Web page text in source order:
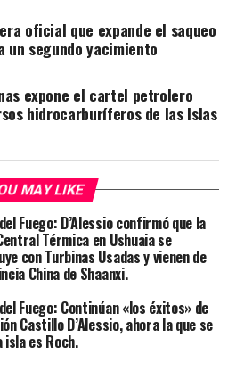
oficial que expande el saqueo
un segundo yacimiento
expone el cartel petrolero
hidrocarburíferos de las Islas
MAY LIKE
Fuego: D’Alessio confirmó que la
Térmica en Ushuaia se
con Turbinas Usadas y vienen de
China de Shaanxi.
Fuego: Continúan «los éxitos» de
Castillo D’Alessio, ahora la que se
isla es Roch.